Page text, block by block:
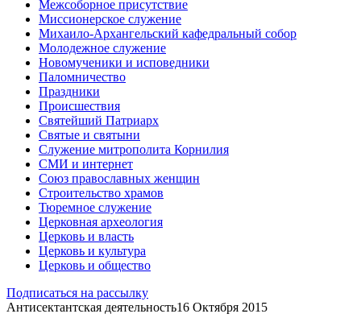
Межсоборное присутствие
Миссионерское служение
Михаило-Архангельский кафедральный собор
Молодежное служение
Новомученики и исповедники
Паломничество
Праздники
Происшествия
Святейший Патриарх
Святые и святыни
Служение митрополита Корнилия
СМИ и интернет
Союз православных женщин
Строительство храмов
Тюремное служение
Церковная археология
Церковь и власть
Церковь и культура
Церковь и общество
Подписаться на рассылку
Антисектантская деятельность16 Октября 2015